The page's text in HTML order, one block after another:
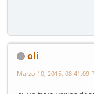
oli
Marzo 10, 2015, 08:41:09